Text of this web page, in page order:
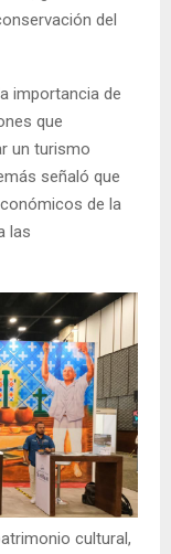
del
importancia de
que
un turismo
señaló que
de la
las
cultural,